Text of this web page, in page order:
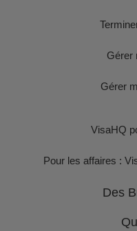
Gérer
Gérer
VisaHQ
Pour les affaires :
Des